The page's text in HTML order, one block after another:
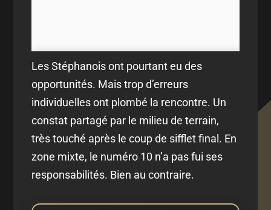
Les Stéphanois ont pourtant eu des
opportunités. Mais trop d’erreurs
individuelles ont plombé la rencontre. Un
constat partagé par le milieu de terrain,
très touché après le coup de sifflet final. En
zone mixte, le numéro 10 n’a pas fui ses
responsabilités. Bien au contraire.